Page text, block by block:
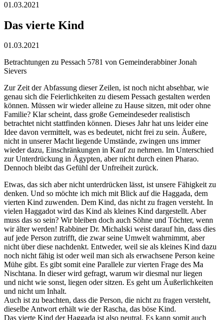
01.03.2021
Das vierte Kind
01.03.2021
Betrachtungen zu Pessach 5781 von Gemeinderabbiner Jonah
Sievers
Zur Zeit der Abfassung dieser Zeilen, ist noch nicht absehbar, wie
genau sich die Feierlichkeiten zu diesem Pessach gestalten werden
können. Müssen wir wieder alleine zu Hause sitzen, mit oder ohne
Familie? Klar scheint, dass große Gemeindeseder realistisch
betrachtet nicht stattfinden können. Dieses Jahr hat uns leider eine
Idee davon vermittelt, was es bedeutet, nicht frei zu sein. Äußere,
nicht in unserer Macht liegende Umstände, zwingen uns immer
wieder dazu, Einschränkungen in Kauf zu nehmen. Im Unterschied
zur Unterdrückung in Ägypten, aber nicht durch einen Pharao.
Dennoch bleibt das Gefühl der Unfreiheit zurück.
Etwas, das sich aber nicht unterdrücken lässt, ist unsere Fähigkeit zu
denken. Und so möchte ich mich mit Blick auf die Haggada, dem
vierten Kind zuwenden. Dem Kind, das nicht zu fragen versteht. In
vielen Haggadot wird das Kind als kleines Kind dargestellt. Aber
muss das so sein? Wir bleiben doch auch Söhne und Töchter, wenn
wir älter werden! Rabbiner Dr. Michalski weist darauf hin, dass dies
auf jede Person zutrifft, die zwar seine Umwelt wahrnimmt, aber
nicht über diese nachdenkt. Entweder, weil sie als kleines Kind dazu
noch nicht fähig ist oder weil man sich als erwachsene Person keine
Mühe gibt. Es gibt somit eine Parallele zur vierten Frage des Ma
Nischtana. In dieser wird gefragt, warum wir diesmal nur liegen
und nicht wie sonst, liegen oder sitzen. Es geht um Äußerlichkeiten
und nicht um Inhalt.
Auch ist zu beachten, dass die Person, die nicht zu fragen versteht,
dieselbe Antwort erhält wie der Rascha, das böse Kind.
Das vierte Kind der Haggada ist also neutral. Es kann somit auch